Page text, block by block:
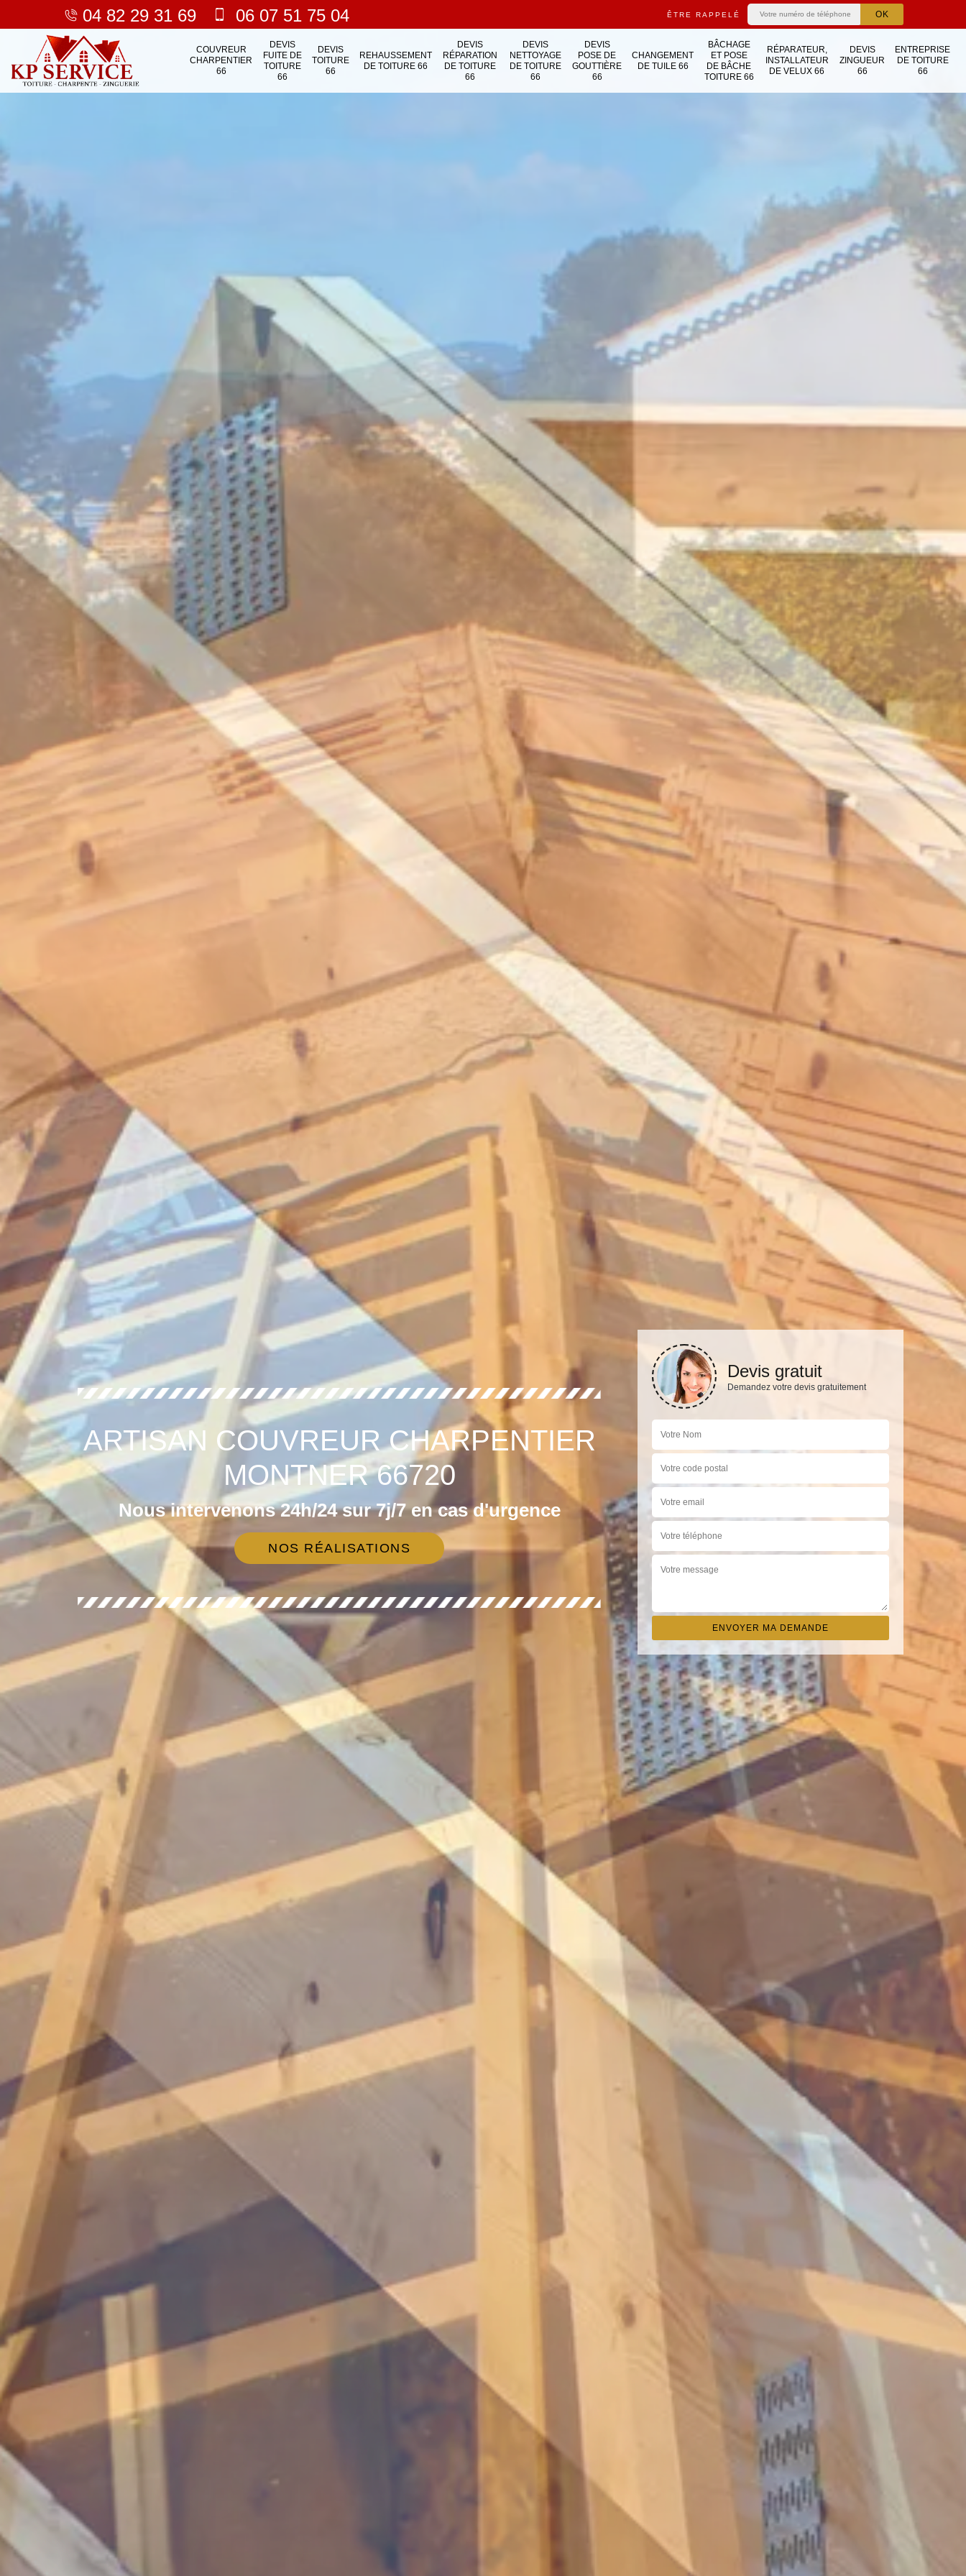
04 82 29 31 69 06 07 51 75 04 ÊTRE RAPPELÉ
COUVREUR
CHARPENTIER
66
DEVIS
FUITE DE
TOITURE
66
DEVIS
TOITURE
66
REHAUSSEMENT
DE TOITURE 66
DEVIS
RÉPARATION
DE TOITURE
66
DEVIS
NETTOYAGE
DE TOITURE
66
DEVIS
POSE DE
GOUTTIÈRE
66
CHANGEMENT
DE TUILE 66
BÂCHAGE
ET POSE
DE BÂCHE
TOITURE 66
RÉPARATEUR,
INSTALLATEUR
DE VELUX 66
DEVIS
ZINGUEUR
66
ENTREPRISE
DE TOITURE
66
ARTISAN COUVREUR CHARPENTIER
MONTNER 66720
Nous intervenons 24h/24 sur 7j/7 en cas d'urgence
NOS RÉALISATIONS
Devis gratuit
Demandez votre devis gratuitement